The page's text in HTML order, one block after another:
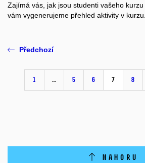
Zajímá vás, jak jsou studenti vašeho
vám vygenerujeme přehled aktivity v kurzu.
Předchozí
1 … 5 6 7 8
NAHORU